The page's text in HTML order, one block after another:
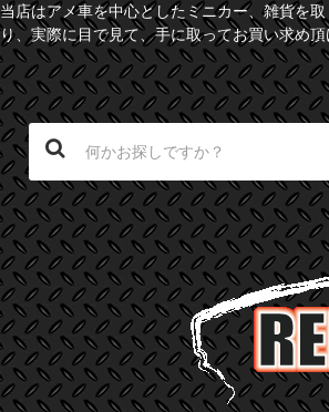
当店はアメ車を中心としたミニカー、雑貨を
り、実際に目で見て、手に取ってお買い求め